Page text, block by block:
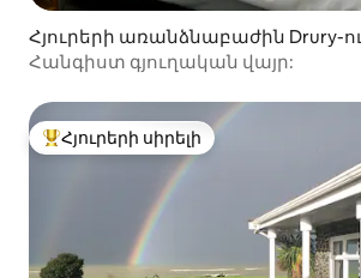
Հյուրերի առանձնաբաժին Drury-
Հանգիստ գյուղական վայր:
Հյուրերի սիրելի լավագույն տները
Հյուրերի սիրելի